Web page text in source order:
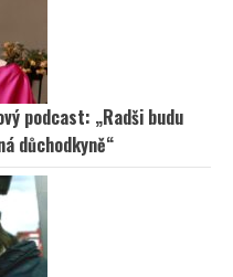
podcast: „Radši budu
důchodkyně“